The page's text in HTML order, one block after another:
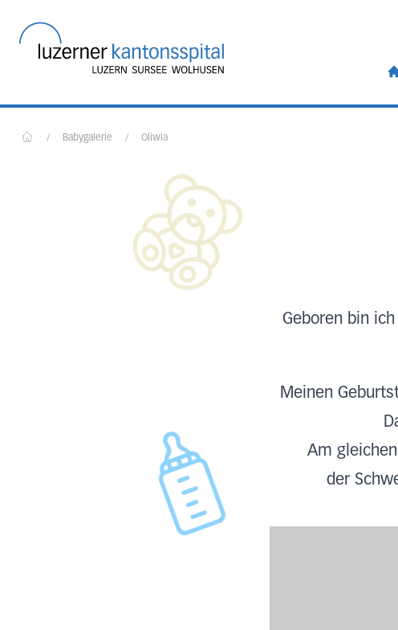
/ Babygalerie / Oliwia
Geboren bin
Meinen
Am
der